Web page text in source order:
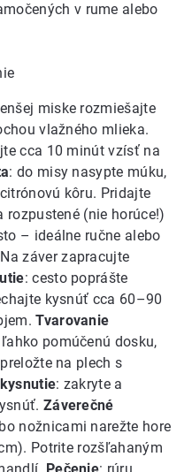
v rume alebo
miske rozmiešajte
vlažného mlieka.
cca 10 minút vzísť na
: do misy nasypte múku,
kôru. Pridajte
rozpustené (nie horúce!)
– ideálne ručne alebo
záver zapracujte
: cesto poprášte
kysnúť cca 60–90
Tvarovanie
pomúčenú dosku,
na plech s
: zakryte a
Záverečné
nožnicami narežte hore
Potrite rozšľahaným